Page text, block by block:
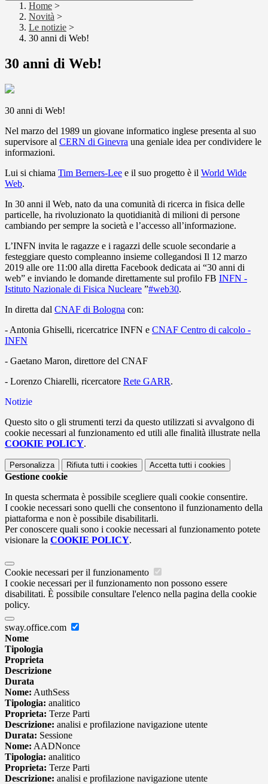
Home >
Novità >
Le notizie >
30 anni di Web!
30 anni di Web!
30 anni di Web!
Nel marzo del 1989 un giovane informatico inglese presenta al suo
supervisore al CERN di Ginevra una geniale idea per condividere le
informazioni.
Lui si chiama Tim Berners-Lee e il suo progetto è il World Wide
Web.
In 30 anni il Web, nato da una comunità di ricerca in fisica delle
particelle, ha rivoluzionato la quotidianità di milioni di persone
cambiando per sempre la società e l’accesso all’informazione.
L’INFN invita le ragazze e i ragazzi delle scuole secondarie a
festeggiare questo compleanno insieme collegandosi Il 12 marzo
2019 alle ore 11:00 alla diretta Facebook dedicata ai “30 anni di
web” e inviando le domande direttamente sul profilo FB INFN -
Istituto Nazionale di Fisica Nucleare ”#web30.
In diretta dal CNAF di Bologna con:
- Antonia Ghiselli, ricercatrice INFN e CNAF Centro di calcolo -
INFN
- Gaetano Maron, direttore del CNAF
- Lorenzo Chiarelli, ricercatore Rete GARR.
Notizie
Questo sito o gli strumenti terzi da questo utilizzati si avvalgono di
cookie necessari al funzionamento ed utili alle finalità illustrate nella
COOKIE POLICY.
Personalizza Rifiuta tutti i cookies Accetta tutti i cookies
Gestione cookie
In questa schermata è possibile scegliere quali cookie consentire.
I cookie necessari sono quelli che consentono il funzionamento della
piattaforma e non è possibile disabilitarli.
Per conoscere quali sono i cookie necessari al funzionamento potete
visionare la COOKIE POLICY.
Cookie necessari per il funzionamento
I cookie necessari per il funzionamento non possono essere
disabilitati. È possibile consultare l'elenco nella pagina della cookie
policy.
sway.office.com
Nome
Tipologia
Proprieta
Descrizione
Durata
Nome: AuthSess
Tipologia: analitico
Proprieta: Terze Parti
Descrizione: analisi e profilazione navigazione utente
Durata: Sessione
Nome: AADNonce
Tipologia: analitico
Proprieta: Terze Parti
Descrizione: analisi e profilazione navigazione utente